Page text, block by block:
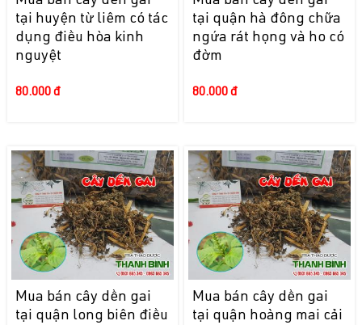
tại huyện từ liêm có tác
dụng điều hòa kinh
nguyệt
80.000 đ
tại quận hà đông chữa
ngứa rát họng và ho có
đờm
80.000 đ
Mua bán cây dền gai
tại quận long biên điều
Mua bán cây dền gai
tại quận hoàng mai cải